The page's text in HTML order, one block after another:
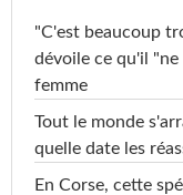
"C'est beaucoup
dévoile ce qu'il
femme
Tout le monde
quelle date les
En Corse, cette